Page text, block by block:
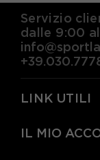
Servizio
dalle 9:00
LINK UTILI
IL MIO